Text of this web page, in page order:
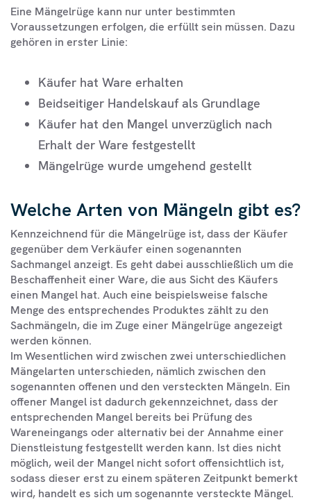
Eine Mängelrüge kann nur unter bestimmten
Voraussetzungen erfolgen, die erfüllt sein müssen. Dazu
gehören in erster Linie:
Käufer hat Ware erhalten
Beidseitiger Handelskauf als Grundlage
Käufer hat den Mangel unverzüglich nach
Erhalt der Ware festgestellt
Mängelrüge wurde umgehend gestellt
Welche Arten von Mängeln gibt es?
Kennzeichnend für die Mängelrüge ist, dass der Käufer
gegenüber dem Verkäufer einen sogenannten
Sachmangel anzeigt. Es geht dabei ausschließlich um die
Beschaffenheit einer Ware, die aus Sicht des Käufers
einen Mangel hat. Auch eine beispielsweise falsche
Menge des entsprechendes Produktes zählt zu den
Sachmängeln, die im Zuge einer Mängelrüge angezeigt
werden können.
Im Wesentlichen wird zwischen zwei unterschiedlichen
Mängelarten unterschieden, nämlich zwischen den
sogenannten offenen und den versteckten Mängeln. Ein
offener Mangel ist dadurch gekennzeichnet, dass der
entsprechenden Mangel bereits bei Prüfung des
Wareneingangs oder alternativ bei der Annahme einer
Dienstleistung festgestellt werden kann. Ist dies nicht
möglich, weil der Mangel nicht sofort offensichtlich ist,
sodass dieser erst zu einem späteren Zeitpunkt bemerkt
wird, handelt es sich um sogenannte versteckte Mängel.